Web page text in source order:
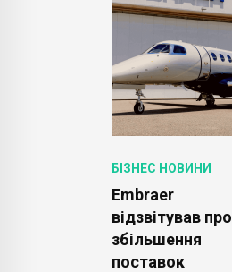
БІЗНЕС НОВИНИ
Embraer
відзвітував про
збільшення
поставок